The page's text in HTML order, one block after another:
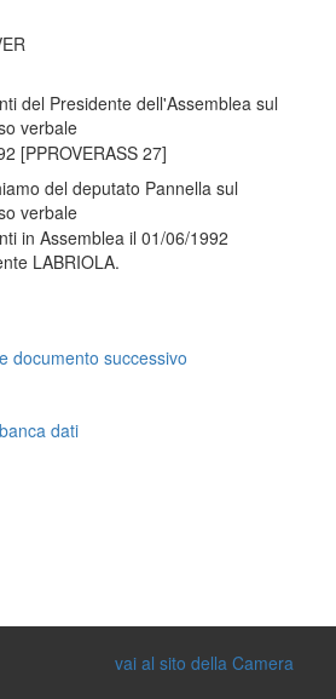
del Presidente dell'Assemblea sul
verbale
[PPROVERASS 27]
del deputato Pannella sul
verbale
in Assemblea il 01/06/1992
LABRIOLA.
documento successivo
dati
vai al sito della Camera